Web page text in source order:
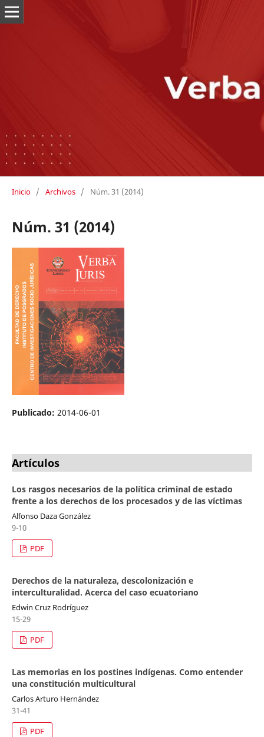
Inicio / Archivos / Núm. 31 (2014)
Núm. 31 (2014)
Publicado: 2014-06-01
Artículos
Los rasgos necesarios de la política criminal de estado
frente a los derechos de los procesados y de las víctimas
Alfonso Daza González
9-10
PDF
Derechos de la naturaleza, descolonización e
interculturalidad. Acerca del caso ecuatoriano
Edwin Cruz Rodríguez
15-29
PDF
Las memorias en los postines indígenas. Como entender
una constitución multicultural
Carlos Arturo Hernández
31-41
PDF